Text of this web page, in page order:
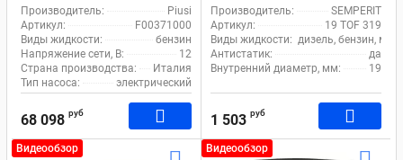
Производитель:
Piusi
Артикул:
F00371000
Виды жидкости:
бензин
Напряжение сети, В:
12
Страна производства:
Италия
Тип насоса:
электрический
68 098 руб
Производитель:
SEMPERIT
Артикул:
19 TOF 319
Виды жидкости: дизель, бензин,
Антистатик:
да
Внутренний диаметр, мм:
19
1 503 руб
Видеообзор Видеообзор